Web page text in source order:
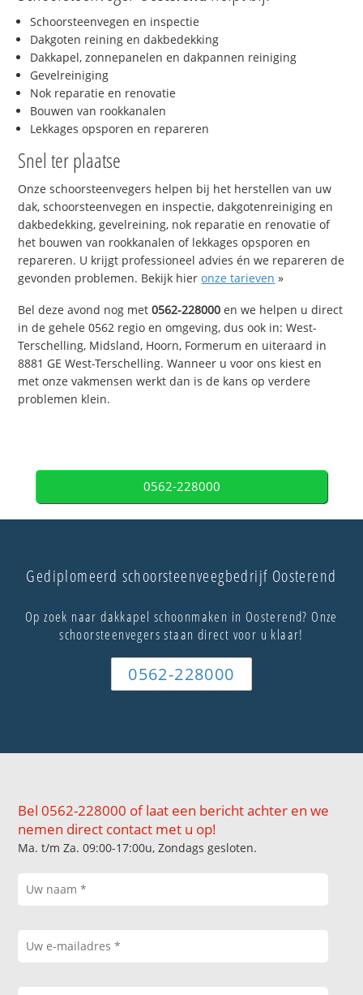
Schoorsteenvegen en inspectie
Dakgoten reining en dakbedekking
Dakkapel, zonnepanelen en dakpannen reiniging
Gevelreiniging
Nok reparatie en renovatie
Bouwen van rookkanalen
Lekkages opsporen en repareren
Snel ter plaatse
Onze schoorsteenvegers helpen bij het herstellen van uw
dak, schoorsteenvegen en inspectie, dakgotenreiniging en
dakbedekking, gevelreining, nok reparatie en renovatie of
het bouwen van rookkanalen of lekkages opsporen en
repareren. U krijgt professioneel advies én we repareren de
gevonden problemen. Bekijk hieronze tarieven »
Bel deze avond nog met0562-228000 en we helpen u direct
in de gehele 0562 regio en omgeving, dus ook in: West-
Terschelling, Midsland, Hoorn, Formerum en uiteraard in
8881 GE West-Terschelling. Wanneer u voor ons kiest en
met onze vakmensen werkt dan is de kans op verdere
problemen klein.
0562-228000
Gediplomeerd schoorsteenveegbedrijf Oosterend
Op zoek naar dakkapel schoonmaken in Oosterend? Onze
schoorsteenvegers staan direct voor u klaar!
0562-228000
Bel 0562-228000 of laat een bericht achter en we
nemen direct contact met u op!
Ma. t/m Za. 09:00-17:00u, Zondags gesloten.